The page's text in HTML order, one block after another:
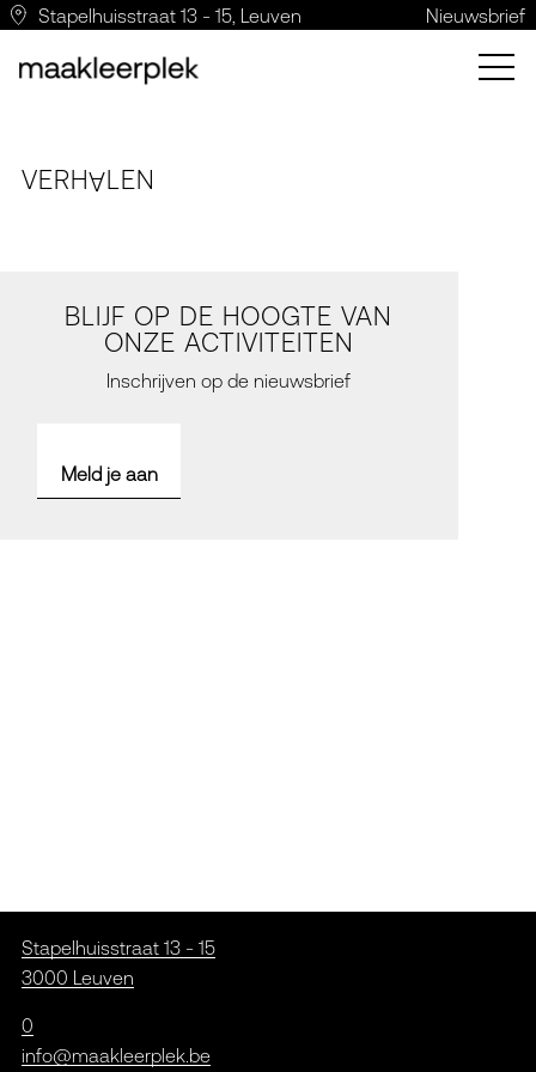
Stapelhuisstraat 13 - 15, Leuven Nieuwsbrief
VERHALEN
BLIJF OP DE HOOGTE VAN
ONZE ACTIVITEITEN
Inschrijven op de nieuwsbrief
Meld je aan
Stapelhuisstraat 13 - 15
3000 Leuven
0
info@maakleerplek.be